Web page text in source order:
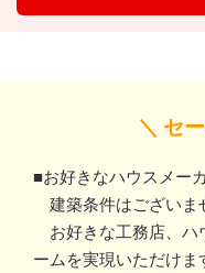
＼ セ
■お好きなハウスメー
建築条件はございま
お好きな工務店、ハ
ームを実現いただけま